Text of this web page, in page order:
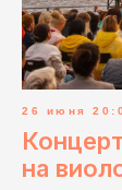
26 июня
на